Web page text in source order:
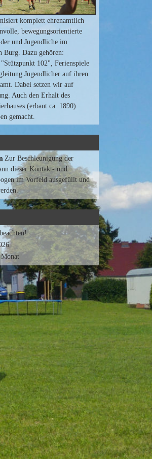
komplett ehrenamtlich
bewegungsorientierte
und Jugendliche im
Burg. Dazu gehören:
102", Ferienspiele
Jugendlicher auf ihren
Dabei setzen wir auf
Auch den Erhalt des
(erbaut ca. 1890)
gemacht.
Zur Beschleunigung der
dieser Kontakt- und
im Vorfeld ausgefüllt und